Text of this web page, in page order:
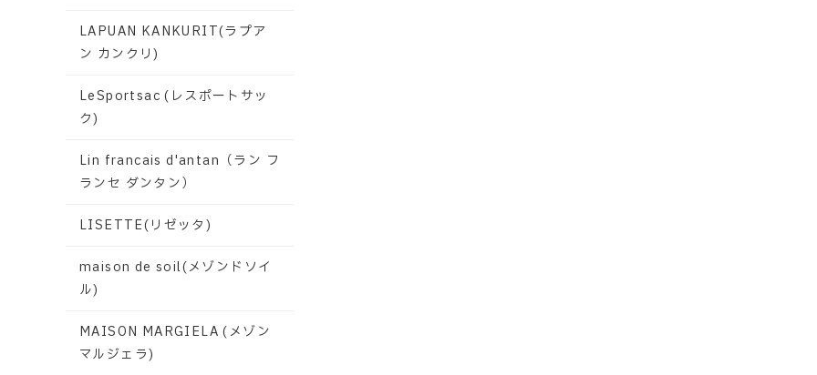
LAPUAN KANKURIT(ラプア
ン カンクリ)
LeSportsac (レスポートサッ
ク)
Lin francais d'antan（ラン フ
ランセ ダンタン）
LISETTE(リゼッタ)
maison de soil(メゾンドソイ
ル)
MAISON MARGIELA (メゾン
マルジェラ)